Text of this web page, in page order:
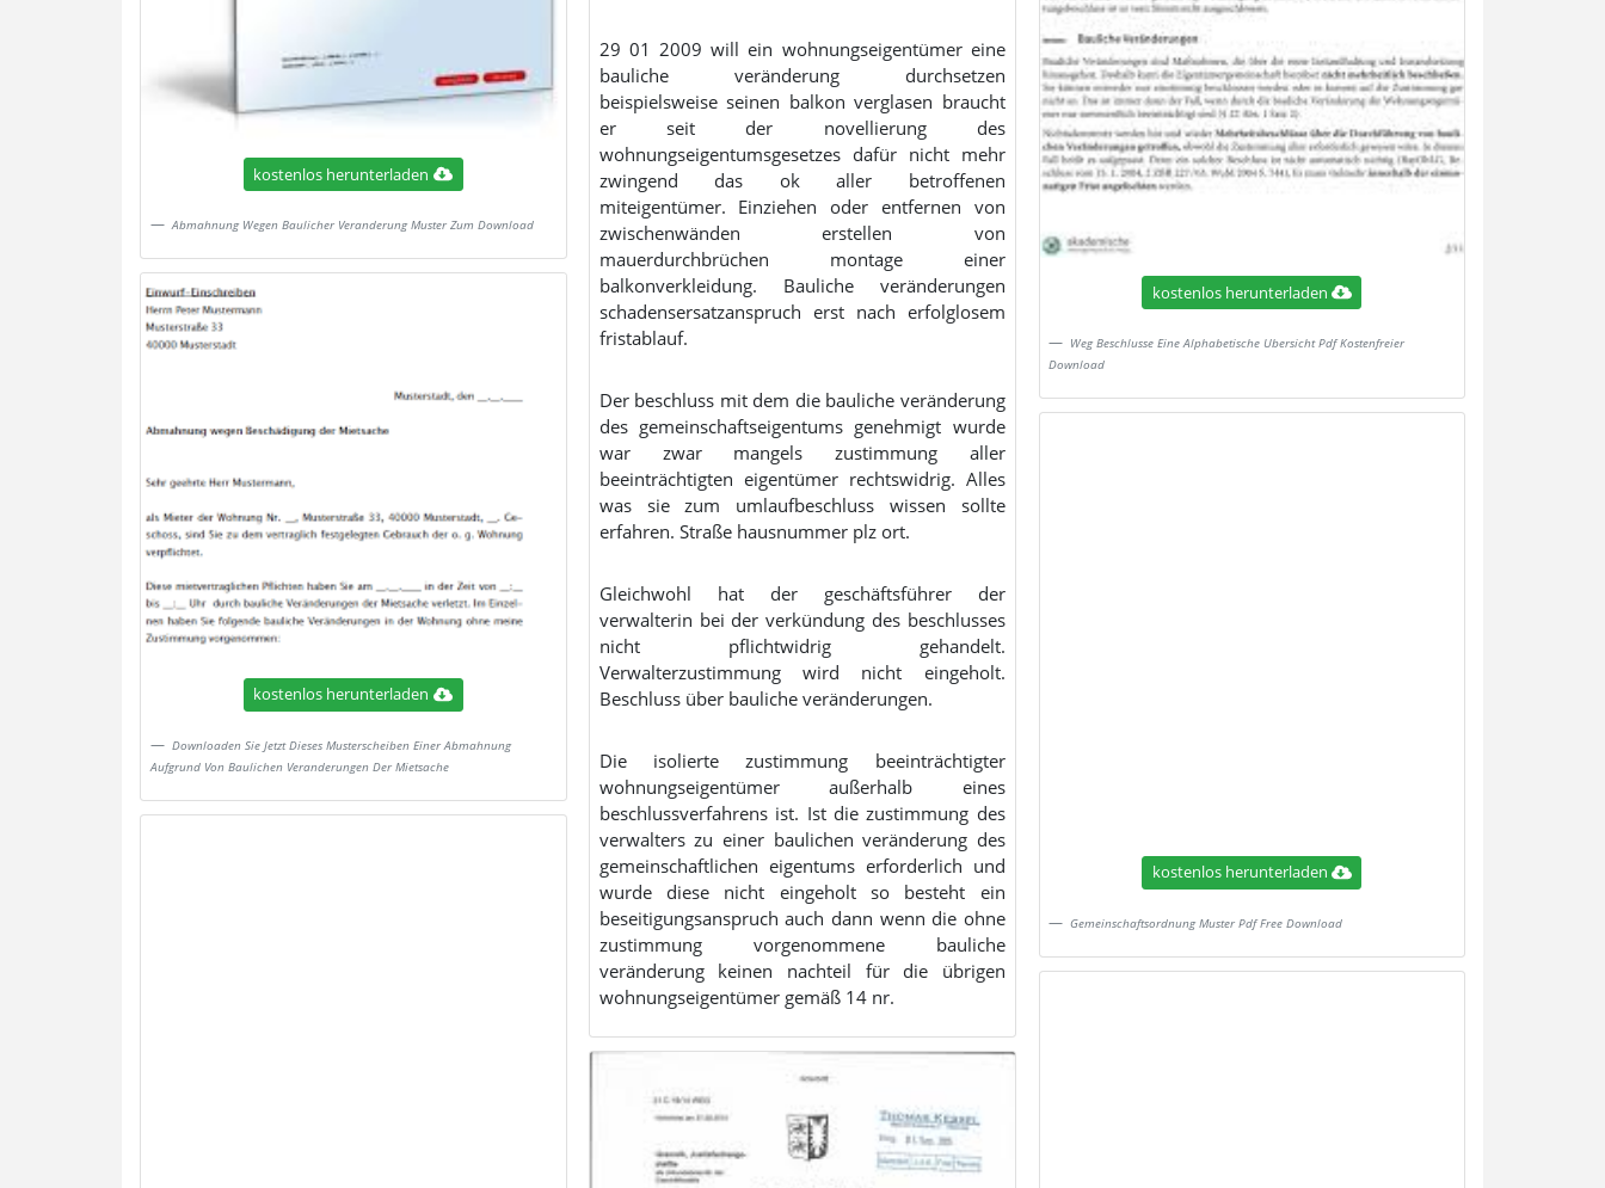
kostenlos herunterladen
Abmahnung Wegen Baulicher Veranderung Muster Zum Download
kostenlos herunterladen
Downloaden Sie Jetzt Dieses Musterscheiben Einer Abmahnung
Aufgrund Von Baulichen Veranderungen Der Mietsache
29 01 2009 will ein wohnungseigentümer eine
bauliche veränderung durchsetzen
beispielsweise seinen balkon verglasen braucht
er seit der novellierung des
wohnungseigentumsgesetzes dafür nicht mehr
zwingend das ok aller betroffenen
miteigentümer. Einziehen oder entfernen von
zwischenwänden erstellen von
mauerdurchbrüchen montage einer
balkonverkleidung. Bauliche veränderungen
schadensersatzanspruch erst nach erfolglosem
fristablauf.
Der beschluss mit dem die bauliche veränderung
des gemeinschaftseigentums genehmigt wurde
war zwar mangels zustimmung aller
beeinträchtigten eigentümer rechtswidrig. Alles
was sie zum umlaufbeschluss wissen sollte
erfahren. Straße hausnummer plz ort.
Gleichwohl hat der geschäftsführer der
verwalterin bei der verkündung des beschlusses
nicht pflichtwidrig gehandelt.
Verwalterzustimmung wird nicht eingeholt.
Beschluss über bauliche veränderungen.
Die isolierte zustimmung beeinträchtigter
wohnungseigentümer außerhalb eines
beschlussverfahrens ist. Ist die zustimmung des
verwalters zu einer baulichen veränderung des
gemeinschaftlichen eigentums erforderlich und
wurde diese nicht eingeholt so besteht ein
beseitigungsanspruch auch dann wenn die ohne
zustimmung vorgenommene bauliche
veränderung keinen nachteil für die übrigen
wohnungseigentümer gemäß 14 nr.
kostenlos herunterladen
Weg Beschlusse Eine Alphabetische Ubersicht Pdf Kostenfreier
Download
kostenlos herunterladen
Gemeinschaftsordnung Muster Pdf Free Download